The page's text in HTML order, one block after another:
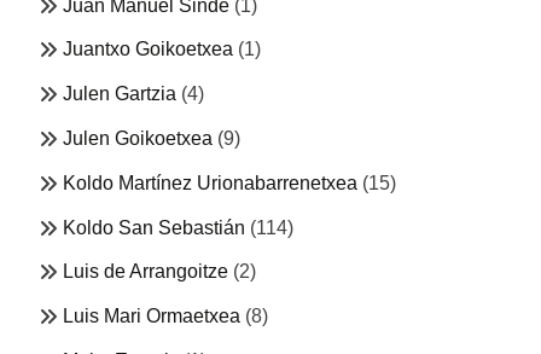
Juan Manuel Sinde (1)
Juantxo Goikoetxea (1)
Julen Gartzia (4)
Julen Goikoetxea (9)
Koldo Martínez Urionabarrenetxea (15)
Koldo San Sebastián (114)
Luis de Arrangoitze (2)
Luis Mari Ormaetxea (8)